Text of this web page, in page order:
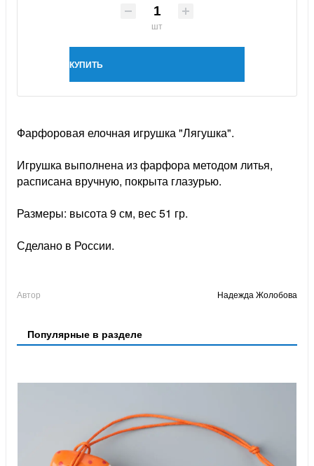
шт
КУПИТЬ
Фарфоровая елочная игрушка "Лягушка".
Игрушка выполнена из фарфора методом литья,
расписана вручную, покрыта глазурью.
Размеры: высота 9 см, вес 51 гр.
Сделано в России.
Автор Надежда Жолобова
Популярные в разделе